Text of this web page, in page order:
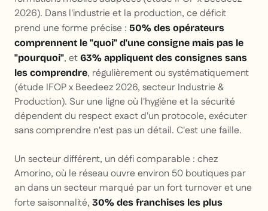
2026). Dans l'industrie et la production, ce déficit
prend une forme précise : 50% des opérateurs
comprennent le "quoi" d'une consigne mais pas le
"pourquoi", et 63% appliquent des consignes sans
les comprendre, régulièrement ou systématiquement
(étude IFOP x Beedeez 2026, secteur Industrie &
Production). Sur une ligne où l'hygiène et la sécurité
dépendent du respect exact d'un protocole, exécuter
sans comprendre n'est pas un détail. C'est une faille.
Un secteur différent, un défi comparable : chez
Amorino, où le réseau ouvre environ 50 boutiques par
an dans un secteur marqué par un fort turnover et une
forte saisonnalité, 30% des franchises les plus